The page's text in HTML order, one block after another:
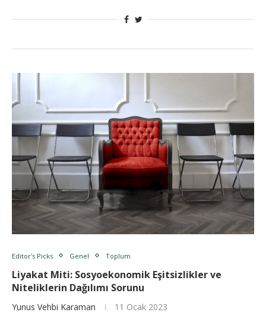
Editor's Picks Genel Toplum
Liyakat Miti: Sosyoekonomik Eşitsizlikler ve
Niteliklerin Dağılımı Sorunu
Yunus Vehbi Karaman 11 Ocak 2023